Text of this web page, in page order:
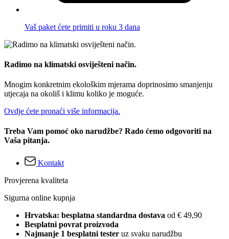
Vaš paket ćete primiti u roku 3 dana
Radimo na klimatski osviješteni način.
Mnogim konkretnim ekološkim mjerama doprinosimo smanjenju
utjecaja na okoliš i klimu koliko je moguće.
Ovdje ćete pronaći više informacija.
Treba Vam pomoć oko narudžbe? Rado ćemo odgovoriti na
Vaša pitanja.
Kontakt
Provjerena kvaliteta
Sigurna online kupnja
Hrvatska: besplatna standardna dostava od € 49,90
Besplatni povrat proizvoda
Najmanje 1 besplatni tester uz svaku narudžbu